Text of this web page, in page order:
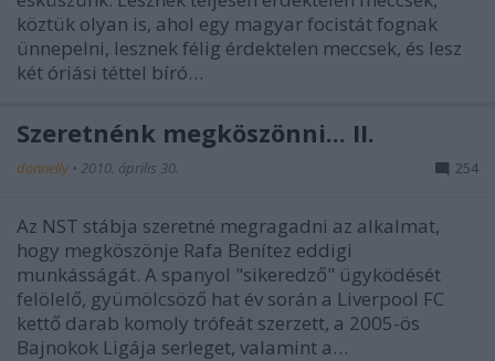
köztük olyan is, ahol egy magyar focistát fognak
ünnepelni, lesznek félig érdektelen meccsek, és lesz
két óriási téttel bíró…
Szeretnénk megköszönni... II.
donnelly • 2010. április 30. 254
Az NST stábja szeretné megragadni az alkalmat,
hogy megköszönje Rafa Benítez eddigi
munkásságát. A spanyol "sikeredző" ügyködését
felölelő, gyümölcsöző hat év során a Liverpool FC
kettő darab komoly trófeát szerzett, a 2005-ös
Bajnokok Ligája serleget, valamint a…